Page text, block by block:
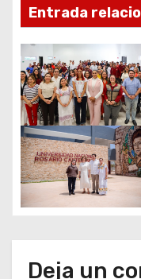
i
ó
n
d
e
e
t
Entrada
Deja un